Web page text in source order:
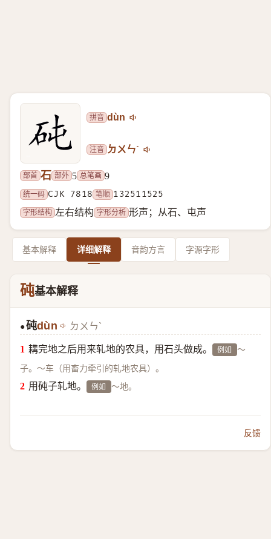
拼音 dùn
注音 ㄉㄨㄣˋ
部首 石 部外 5 总笔画 9
统一码 CJK 7818 笔顺 132511525
字形结构 左右结构 字形分析 形声；从石、屯声
基本解释 详细解释 音韵方言 字源字形
砘基本解释
●砘dùn ㄉㄨㄣˋ
耩完地之后用来轧地的农具，用石头做成。 例如 ～
子。～车（用畜力牵引的轧地农具）。
用砘子轧地。 例如 ～地。
反馈